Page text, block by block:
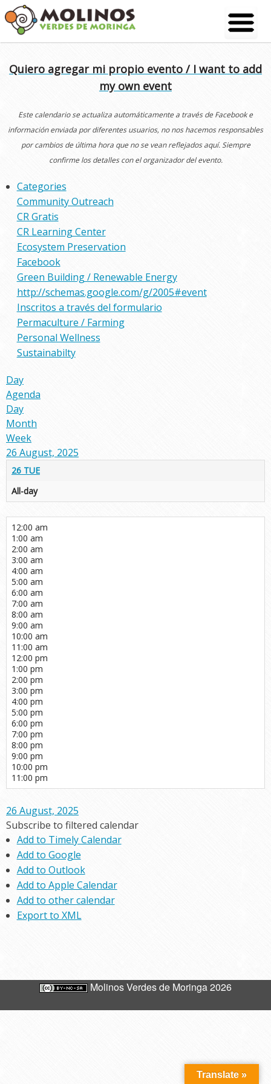
Skip
to
content
Quiero agregar mi propio evento / I want to add
my own event
Este calendario se actualiza automáticamente a través de Facebook e
información enviada por diferentes usuarios, no nos hacemos responsables
por cambios de última hora que no se vean reflejados aquí. Siempre
confirme los detalles con el organizador del evento.
Categories
Community Outreach
CR Gratis
CR Learning Center
Ecosystem Preservation
Facebook
Green Building / Renewable Energy
http://schemas.google.com/g/2005#event
Inscritos a través del formulario
Permaculture / Farming
Personal Wellness
Sustainabilty
Day
Agenda
Day
Month
Week
26 August, 2025
26 TUE
All-day
12:00 am
1:00 am
2:00 am
3:00 am
4:00 am
5:00 am
6:00 am
7:00 am
8:00 am
9:00 am
10:00 am
11:00 am
12:00 pm
1:00 pm
2:00 pm
3:00 pm
4:00 pm
5:00 pm
6:00 pm
7:00 pm
8:00 pm
9:00 pm
10:00 pm
11:00 pm
26 August, 2025
Subscribe to filtered calendar
Add to Timely Calendar
Add to Google
Add to Outlook
Add to Apple Calendar
Add to other calendar
Export to XML
Molinos Verdes de Moringa 2026
Translate »